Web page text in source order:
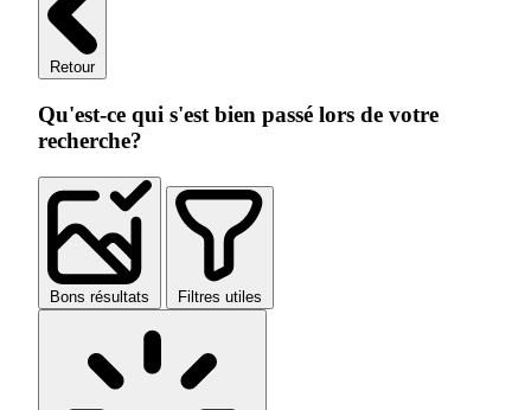
Retour
Qu'est-ce qui s'est bien passé lors de votre
recherche?
Bons résultats Filtres utiles